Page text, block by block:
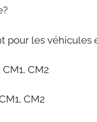
pour les véhicules
CM2
CM2